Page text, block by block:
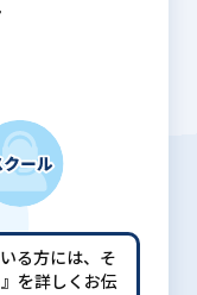
る方には、 そ
を詳しくお伝